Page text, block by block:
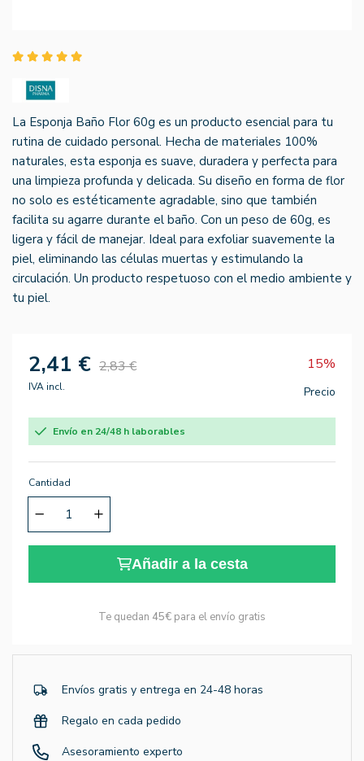
La Esponja Baño Flor 60g es un producto esencial para tu
rutina de cuidado personal. Hecha de materiales 100%
naturales, esta esponja es suave, duradera y perfecta para
una limpieza profunda y delicada. Su diseño en forma de flor
no solo es estéticamente agradable, sino que también
facilita su agarre durante el baño. Con un peso de 60g, es
ligera y fácil de manejar. Ideal para exfoliar suavemente la
piel, eliminando las células muertas y estimulando la
circulación. Un producto respetuoso con el medio ambiente y
tu piel.
2,41 € 2,83 € 15%
IVA incl. Precio
Envío en 24/48 h laborables
Cantidad
Añadir a la cesta
Te quedan 45€ para el envío gratis
Envíos gratis y entrega en 24-48 horas
Regalo en cada pedido
Asesoramiento experto